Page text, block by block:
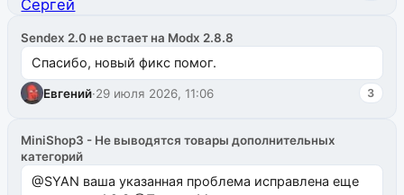
Sendex 2.0 не встает на Modx 2.8.8
Спасибо, новый фикс помог.
Евгений·29 июля 2026, 11:06 3
MiniShop3 - Не выводятся товары дополнительных
категорий
@SYAN ваша указанная проблема исправлена еще